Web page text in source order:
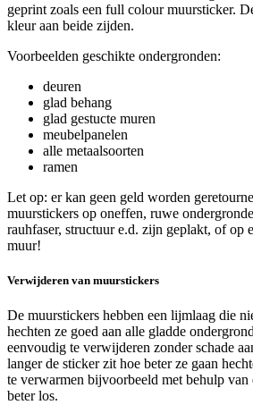
geprint zoals een full colour muursticker.
kleur aan beide zijden.
Voorbeelden geschikte ondergronden:
deuren
glad behang
glad gestucte muren
meubelpanelen
alle metaalsoorten
ramen
Let op: er kan geen geld worden
muurstickers op oneffen, ruwe
rauhfaser, structuur e.d. zijn geplakt, of op
muur!
Verwijderen van muurstickers
De muurstickers hebben een lijmlaag die
hechten ze goed aan alle gladde
eenvoudig te verwijderen zonder schade
langer de sticker zit hoe beter ze gaan
te verwarmen bijvoorbeeld met behulp van
beter los.